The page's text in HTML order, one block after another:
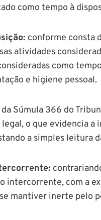
como tempo à
conforme consta
atividades
como
e higiene pessoal.
Súmula 366 do
o que evidencia
a simples leitura
intercorrente, com a
mantiver inerte pelo